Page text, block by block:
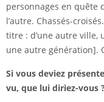
personnages en quête
l’autre. Chassés-
titre : d’une autre
une autre génération].
Si vous deviez
vu, que lui diriez-vous